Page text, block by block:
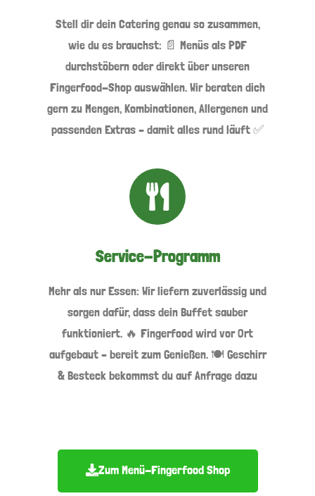
Stell dir dein Catering genau so zusammen,
wie du es brauchst: 📄 Menüs als PDF
durchstöbern oder direkt über unseren
Fingerfood-Shop auswählen. Wir beraten dich
gern zu Mengen, Kombinationen, Allergenen und
passenden Extras – damit alles rund läuft ✅
Service-Programm
Mehr als nur Essen: Wir liefern zuverlässig und
sorgen dafür, dass dein Buffet sauber
funktioniert. 🔥 Fingerfood wird vor Ort
aufgebaut – bereit zum Genießen. 🍽️ Geschirr
& Besteck bekommst du auf Anfrage dazu
Zum Menü-Fingerfood Shop